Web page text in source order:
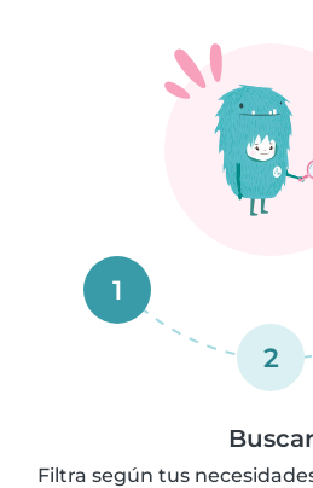
1
2
Buscar
Filtra según tus